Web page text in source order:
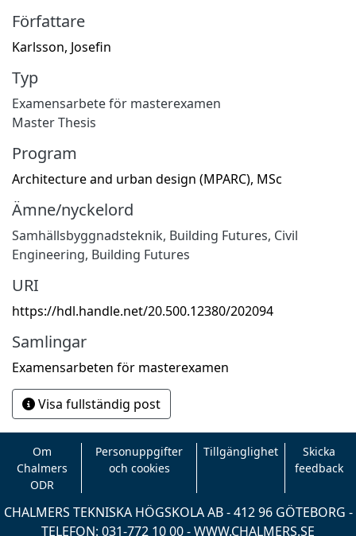
Författare
Karlsson, Josefin
Typ
Examensarbete för masterexamen
Master Thesis
Program
Architecture and urban design (MPARC), MSc
Ämne/nyckelord
Samhällsbyggnadsteknik, Building Futures, Civil
Engineering, Building Futures
URI
https://hdl.handle.net/20.500.12380/202094
Samlingar
Examensarbeten för masterexamen
Visa fullständig post
Om
Chalmers
ODR
Personuppgifter
och cookies
Tillgänglighet
Skicka
feedback
CHALMERS TEKNISKA HÖGSKOLA AB - 412 96 GÖTEBORG -
TELEFON: 031-772 10 00 -WWW.CHALMERS.SE